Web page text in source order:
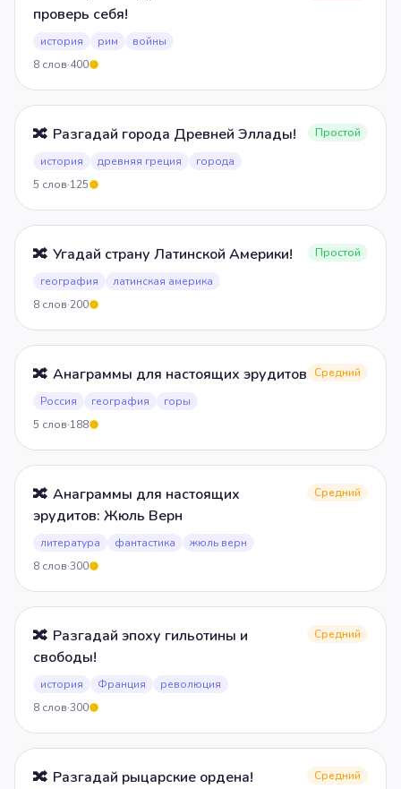
проверь себя!
история рим
войны
8 слов·400
🔀 Разгадай города Древней Эллады!
Простой
история
древняя греция
города
5 слов·125
🔀 Угадай страну Латинской Америки!
Простой
география
латинская америка
8 слов·200
🔀 Анаграммы для настоящих эрудитов Средний
Россия
география
горы
5 слов·188
🔀 Анаграммы для настоящих
эрудитов: Жюль Верн
Средний
литература фантастика
жюль верн
8 слов·300
🔀 Разгадай эпоху гильотины и
свободы!
Средний
история Франция
революция
8 слов·300
🔀 Разгадай рыцарские ордена!
Средний